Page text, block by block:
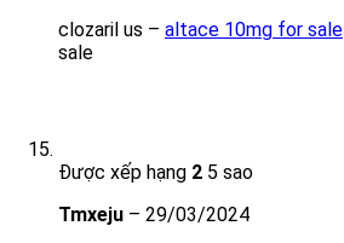
clozaril us – altace 10mg for sale
sale
Được xếp hạng 2 5 sao
Tmxeju – 29/03/2024